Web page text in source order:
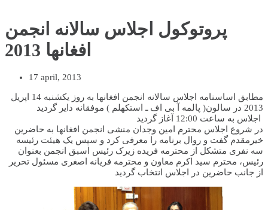
پروتوکول اجلاس سالانه انجمن
افغانها 2013
17 april, 2013
مطابق اساسنامه اجلاس سالانه انجمن افغانها به روز یکشنبه 14 اپریل
2013 در سالون( پالمه آ بی اف ـ استکهلم ) موفقانه دایر گردید
در شروع اجلاس محترم امین وجدان منشی انجمن افغانها به حاضرین
خیرمقدم گفت و روال برنامه را معرفی کرد و سپس یک هیئت رئیسه
سه نفری متشکل از محترمه فریده زیرک رئیس اسبق انجمن بعنوان
رئیس، محترم سید اکرم معاون و محترمه فریانه اصغری مسئول تحریر
از جانب حاضرین در اجلاس انتخاب گردید